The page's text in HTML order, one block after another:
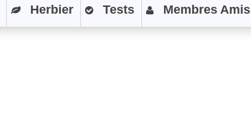
Herbier Tests Membres Amis